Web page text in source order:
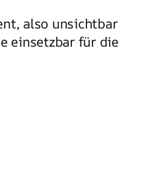
also unsichtbar
einsetzbar für die